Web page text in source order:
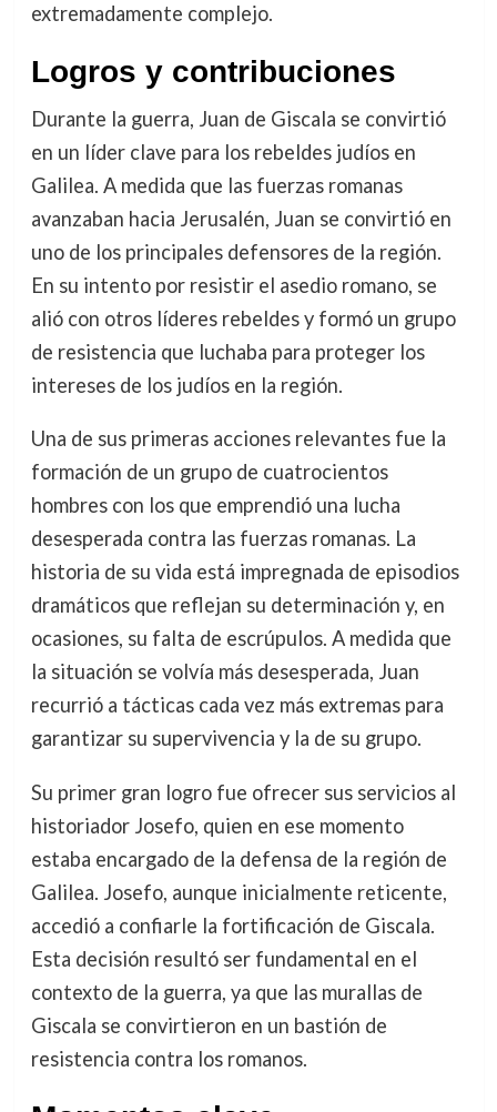
extremadamente complejo.
Logros y contribuciones
Durante la guerra, Juan de Giscala se convirtió
en un líder clave para los rebeldes judíos en
Galilea. A medida que las fuerzas romanas
avanzaban hacia Jerusalén, Juan se convirtió en
uno de los principales defensores de la región.
En su intento por resistir el asedio romano, se
alió con otros líderes rebeldes y formó un grupo
de resistencia que luchaba para proteger los
intereses de los judíos en la región.
Una de sus primeras acciones relevantes fue la
formación de un grupo de cuatrocientos
hombres con los que emprendió una lucha
desesperada contra las fuerzas romanas. La
historia de su vida está impregnada de episodios
dramáticos que reflejan su determinación y, en
ocasiones, su falta de escrúpulos. A medida que
la situación se volvía más desesperada, Juan
recurrió a tácticas cada vez más extremas para
garantizar su supervivencia y la de su grupo.
Su primer gran logro fue ofrecer sus servicios al
historiador Josefo, quien en ese momento
estaba encargado de la defensa de la región de
Galilea. Josefo, aunque inicialmente reticente,
accedió a confiarle la fortificación de Giscala.
Esta decisión resultó ser fundamental en el
contexto de la guerra, ya que las murallas de
Giscala se convirtieron en un bastión de
resistencia contra los romanos.